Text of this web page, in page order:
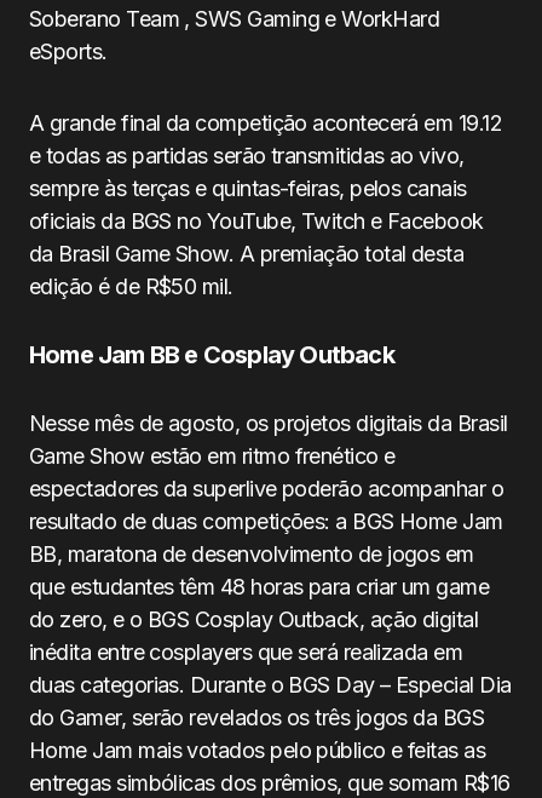
Soberano Team , SWS Gaming e WorkHard
eSports.
A grande final da competição acontecerá em 19.12
e todas as partidas serão transmitidas ao vivo,
sempre às terças e quintas-feiras, pelos canais
oficiais da BGS no YouTube, Twitch e Facebook
da Brasil Game Show. A premiação total desta
edição é de R$50 mil.
Home Jam BB e Cosplay Outback
Nesse mês de agosto, os projetos digitais da Brasil
Game Show estão em ritmo frenético e
espectadores da superlive poderão acompanhar o
resultado de duas competições: a BGS Home Jam
BB, maratona de desenvolvimento de jogos em
que estudantes têm 48 horas para criar um game
do zero, e o BGS Cosplay Outback, ação digital
inédita entre cosplayers que será realizada em
duas categorias. Durante o BGS Day – Especial Dia
do Gamer, serão revelados os três jogos da BGS
Home Jam mais votados pelo público e feitas as
entregas simbólicas dos prêmios, que somam R$16